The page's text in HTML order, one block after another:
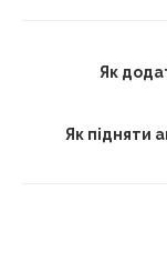
Як
Як підняти